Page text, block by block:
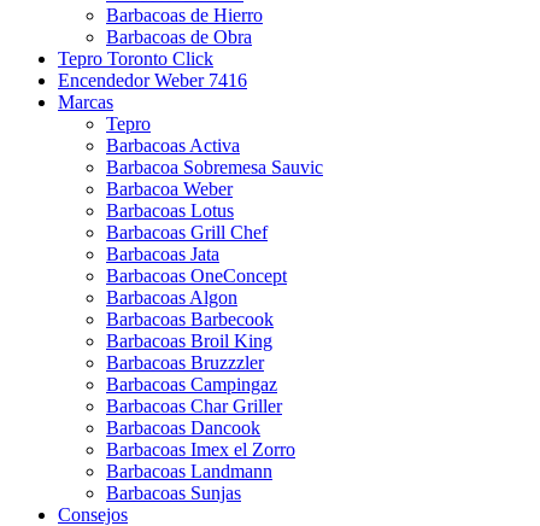
Barbacoas de Hierro
Barbacoas de Obra
Tepro Toronto Click
Encendedor Weber 7416
Marcas
Tepro
Barbacoas Activa
Barbacoa Sobremesa Sauvic
Barbacoa Weber
Barbacoas Lotus
Barbacoas Grill Chef
Barbacoas Jata
Barbacoas OneConcept
Barbacoas Algon
Barbacoas Barbecook
Barbacoas Broil King
Barbacoas Bruzzzler
Barbacoas Campingaz
Barbacoas Char Griller
Barbacoas Dancook
Barbacoas Imex el Zorro
Barbacoas Landmann
Barbacoas Sunjas
Consejos